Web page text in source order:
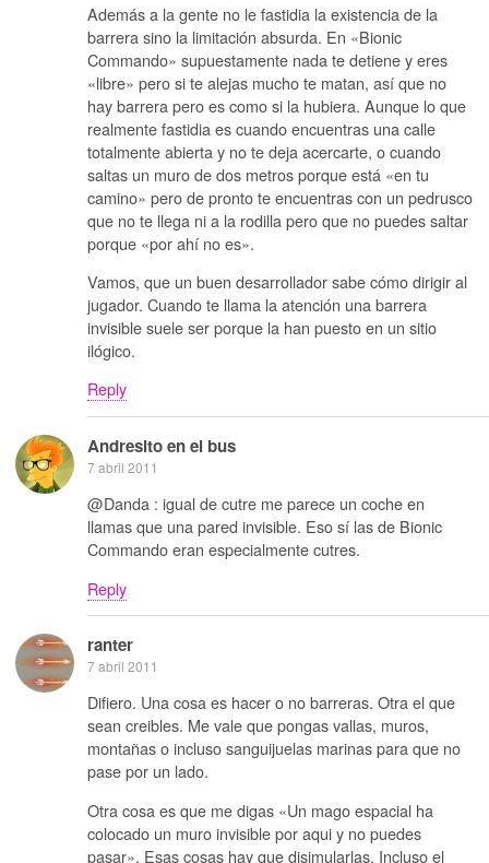
Además a la gente no le fastidia la existencia de la
barrera sino la limitación absurda. En «Bionic
Commando» supuestamente nada te detiene y eres
«libre» pero si te alejas mucho te matan, así que no
hay barrera pero es como si la hubiera. Aunque lo que
realmente fastidia es cuando encuentras una calle
totalmente abierta y no te deja acercarte, o cuando
saltas un muro de dos metros porque está «en tu
camino» pero de pronto te encuentras con un pedrusco
que no te llega ni a la rodilla pero que no puedes saltar
porque «por ahí no es».
Vamos, que un buen desarrollador sabe cómo dirigir al
jugador. Cuando te llama la atención una barrera
invisible suele ser porque la han puesto en un sitio
ilógico.
Reply
Andresito en el bus
7 abril 2011
@Danda : igual de cutre me parece un coche en
llamas que una pared invisible. Eso sí las de Bionic
Commando eran especialmente cutres.
Reply
ranter
7 abril 2011
Difiero. Una cosa es hacer o no barreras. Otra el que
sean creibles. Me vale que pongas vallas, muros,
montañas o incluso sanguijuelas marinas para que no
pase por un lado.
Otra cosa es que me digas «Un mago espacial ha
colocado un muro invisible por aqui y no puedes
pasar». Esas cosas hay que disimularlas. Incluso el